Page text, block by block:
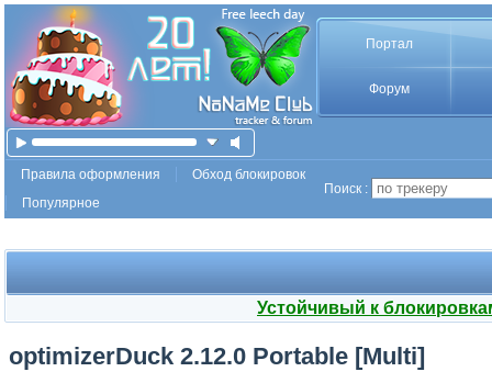
Портал
Форум
Правила оформления
Обход блокировок
Популярное
Поиск :
Устойчивый к
optimizerDuck 2.12.0 Portable [Multi]